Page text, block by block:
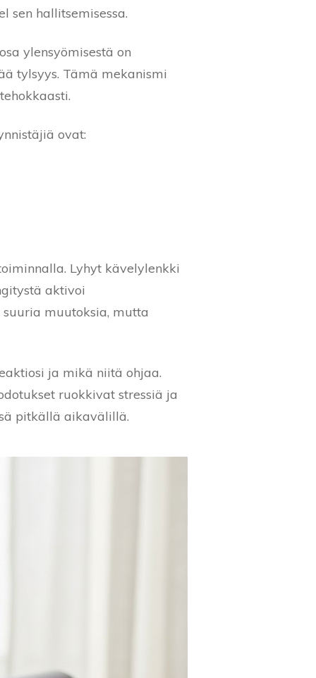
sen hallitsemisessa.
ylensyömisestä on
tylsyys. Tämä mekanismi
ovat:
Lyhyt kävelylenkki
aktivoi
muutoksia, mutta
ja mikä niitä ohjaa.
ruokkivat stressiä ja
pitkällä aikavälillä.